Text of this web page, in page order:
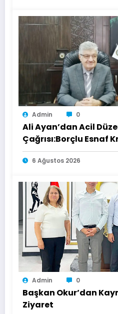
Admin 0
Ali Ayan’dan Acil
Çağrısı:Borçlu Esnaf
Ulaşamıyor
6 Ağustos 2026
Admin 0
Başkan Okur’dan
Ziyaret